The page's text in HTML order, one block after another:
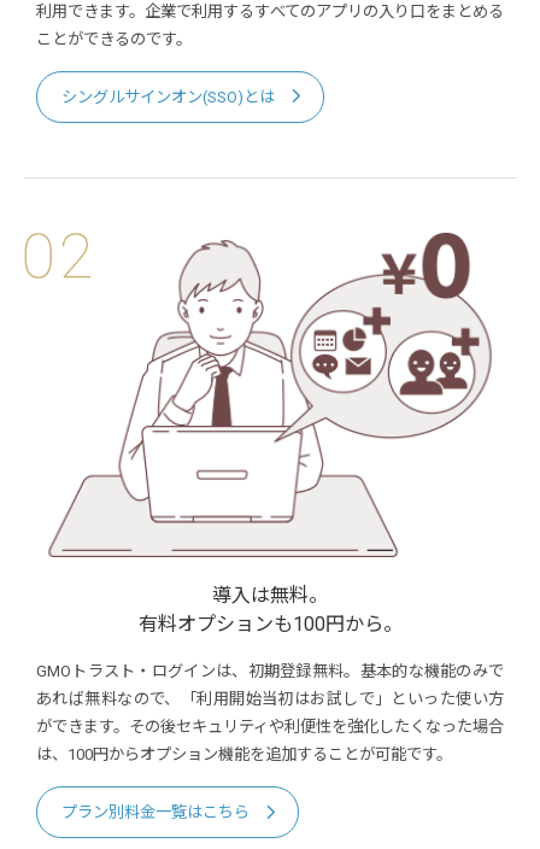
利用できます。企業で利用するすべてのアプリの入り口をまとめる
ことができるのです。
シングルサインオン(SSO)とは
導入は無料。
有料オプションも100円から。
GMOトラスト・ログインは、初期登録無料。基本的な機能のみで
あれば無料なので、「利用開始当初はお試しで」といった使い方
ができます。その後セキュリティや利便性を強化したくなった場合
は、100円からオプション機能を追加することが可能です。
プラン別料金一覧はこちら